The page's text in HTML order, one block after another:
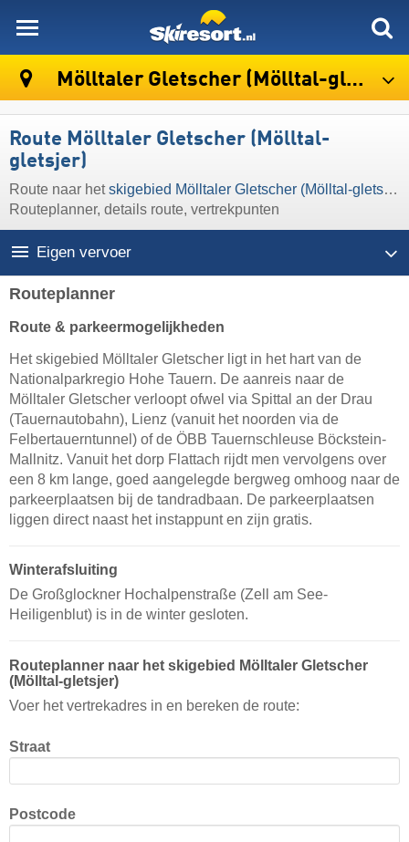
Mölltaler Gletscher (Mölltal-gletsjer)
Route Mölltaler Gletscher (Mölltal-
gletsjer)
Route naar hetskigebied Mölltaler Gletscher (Mölltal-gletsjer)
Routeplanner, details route, vertrekpunten
Eigen vervoer
Routeplanner
Route & parkeermogelijkheden
Het skigebied Mölltaler Gletscher ligt in het hart van de
Nationalparkregio Hohe Tauern. De aanreis naar de
Mölltaler Gletscher verloopt ofwel via Spittal an der Drau
(Tauernautobahn), Lienz (vanuit het noorden via de
Felbertauerntunnel) of de ÖBB Tauernschleuse Böckstein-
Mallnitz. Vanuit het dorp Flattach rijdt men vervolgens over
een 8 km lange, goed aangelegde bergweg omhoog naar de
parkeerplaatsen bij de tandradbaan. De parkeerplaatsen
liggen direct naast het instappunt en zijn gratis.
Winterafsluiting
De Großglockner Hochalpenstraße (Zell am See-
Heiligenblut) is in de winter gesloten.
Routeplanner naar het skigebied Mölltaler Gletscher
(Mölltal-gletsjer)
Voer het vertrekadres in en bereken de route:
Straat
Postcode